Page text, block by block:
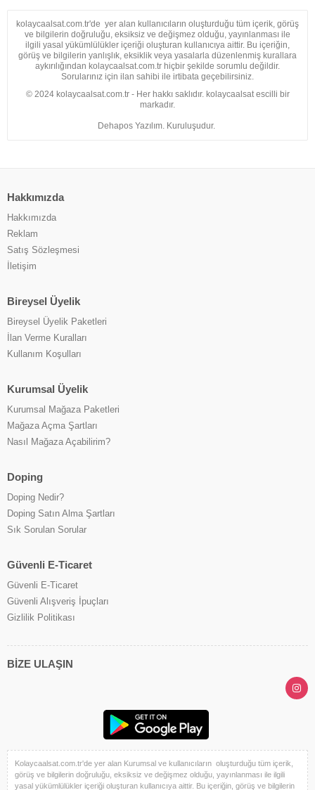
kolaycaalsat.com.tr'de yer alan kullanıcıların oluşturduğu tüm içerik, görüş
ve bilgilerin doğruluğu, eksiksiz ve değişmez olduğu, yayınlanması ile
ilgili yasal yükümlülükler içeriği oluşturan kullanıcıya aittir. Bu içeriğin,
görüş ve bilgilerin yanlışlık, eksiklik veya yasalarla düzenlenmiş kurallara
aykırılığından kolaycaalsat.com.tr hiçbir şekilde sorumlu değildir.
Sorularınız için ilan sahibi ile irtibata geçebilirsiniz.
© 2024 kolaycaalsat.com.tr - Her hakkı saklıdır. kolaycaalsat escilli bir
markadır.
Dehapos Yazılım. Kuruluşudur.
Hakkımızda
Hakkımızda
Reklam
Satış Sözleşmesi
İletişim
Bireysel Üyelik
Bireysel Üyelik Paketleri
İlan Verme Kuralları
Kullanım Koşulları
Kurumsal Üyelik
Kurumsal Mağaza Paketleri
Mağaza Açma Şartları
Nasıl Mağaza Açabilirim?
Doping
Doping Nedir?
Doping Satın Alma Şartları
Sık Sorulan Sorular
Güvenli E-Ticaret
Güvenli E-Ticaret
Güvenli Alışveriş İpuçları
Gizlilik Politikası
BİZE ULAŞIN
Kolaycaalsat.com.tr'de yer alan Kurumsal ve kullanıcıların oluşturduğu tüm içerik,
görüş ve bilgilerin doğruluğu, eksiksiz ve değişmez olduğu, yayınlanması ile ilgili
yasal yükümlülükler içeriği oluşturan kullanıcıya aittir. Bu içeriğin, görüş ve bilgilerin